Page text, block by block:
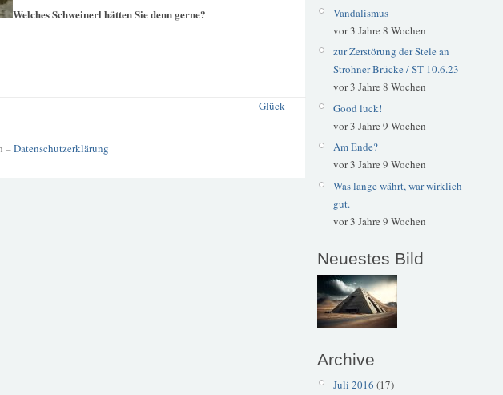
Welches Schweinerl hätten Sie denn gerne?
Glück
–Datenschutzerklärung
Vandalismus
vor 3 Jahre 8 Wochen
zur Zerstörung der Stele an
Strohner Brücke / ST 10.6.23
vor 3 Jahre 8 Wochen
Good luck!
vor 3 Jahre 9 Wochen
Am Ende?
vor 3 Jahre 9 Wochen
Was lange währt, war wirklich
gut.
vor 3 Jahre 9 Wochen
Neuestes Bild
Archive
Juli 2016 (17)